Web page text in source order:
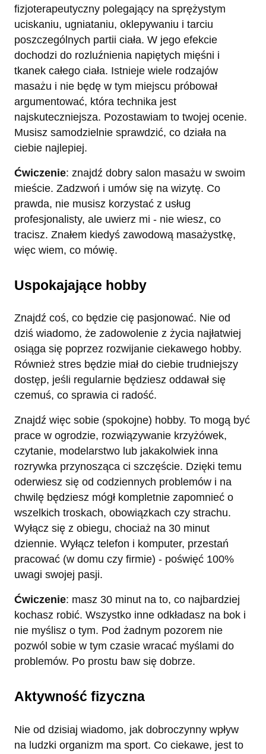
fizjoterapeutyczny polegający na sprężystym
uciskaniu, ugniataniu, oklepywaniu i tarciu
poszczególnych partii ciała. W jego efekcie
dochodzi do rozluźnienia napiętych mięśni i
tkanek całego ciała. Istnieje wiele rodzajów
masażu i nie będę w tym miejscu próbował
argumentować, która technika jest
najskuteczniejsza. Pozostawiam to twojej ocenie.
Musisz samodzielnie sprawdzić, co działa na
ciebie najlepiej.
Ćwiczenie: znajdź dobry salon masażu w swoim
mieście. Zadzwoń i umów się na wizytę. Co
prawda, nie musisz korzystać z usług
profesjonalisty, ale uwierz mi - nie wiesz, co
tracisz. Znałem kiedyś zawodową masażystkę,
więc wiem, co mówię.
Uspokajające hobby
Znajdź coś, co będzie cię pasjonować. Nie od
dziś wiadomo, że zadowolenie z życia najłatwiej
osiąga się poprzez rozwijanie ciekawego hobby.
Również stres będzie miał do ciebie trudniejszy
dostęp, jeśli regularnie będziesz oddawał się
czemuś, co sprawia ci radość.
Znajdź więc sobie (spokojne) hobby. To mogą być
prace w ogrodzie, rozwiązywanie krzyżówek,
czytanie, modelarstwo lub jakakolwiek inna
rozrywka przynosząca ci szczęście. Dzięki temu
oderwiesz się od codziennych problemów i na
chwilę będziesz mógł kompletnie zapomnieć o
wszelkich troskach, obowiązkach czy strachu.
Wyłącz się z obiegu, chociaż na 30 minut
dziennie. Wyłącz telefon i komputer, przestań
pracować (w domu czy firmie) - poświęć 100%
uwagi swojej pasji.
Ćwiczenie: masz 30 minut na to, co najbardziej
kochasz robić. Wszystko inne odkładasz na bok i
nie myślisz o tym. Pod żadnym pozorem nie
pozwól sobie w tym czasie wracać myślami do
problemów. Po prostu baw się dobrze.
Aktywność fizyczna
Nie od dzisiaj wiadomo, jak dobroczynny wpływ
na ludzki organizm ma sport. Co ciekawe, jest to